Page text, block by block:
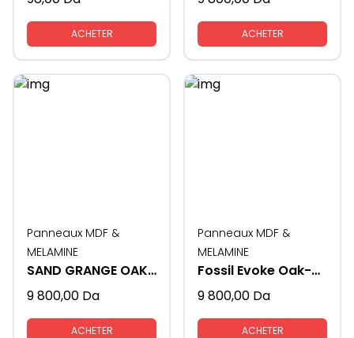
ACHETER ACHETER
Panneaux MDF &
MELAMINE
SAND GRANGE OAK-K356-16MM
9 800,00 Da
ACHETER
Panneaux MDF &
MELAMINE
Fossil Evoke Oak-K366 16 MM
9 800,00 Da
ACHETER